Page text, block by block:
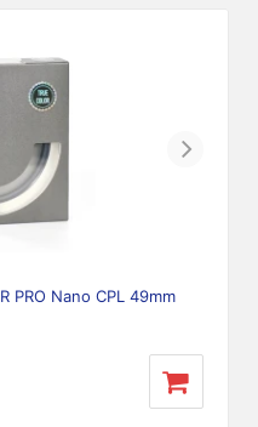
Next
PRO Nano CPL 49mm